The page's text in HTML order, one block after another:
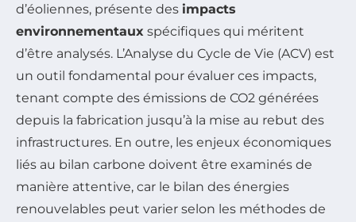
d’éoliennes, présente des impacts
environnementaux spécifiques qui méritent
d’être analysés. L’Analyse du Cycle de Vie (ACV) est
un outil fondamental pour évaluer ces impacts,
tenant compte des émissions de CO2 générées
depuis la fabrication jusqu’à la mise au rebut des
infrastructures. En outre, les enjeux économiques
liés au bilan carbone doivent être examinés de
manière attentive, car le bilan des énergies
renouvelables peut varier selon les méthodes de